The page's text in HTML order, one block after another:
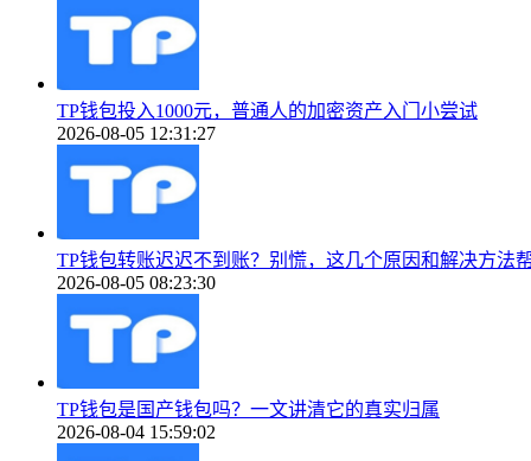
TP钱包投入1000元，普通人的加密资产入门小尝试
2026-08-05 12:31:27
TP钱包转账迟迟不到账？别慌，这几个原因和解决方法
2026-08-05 08:23:30
TP钱包是国产钱包吗？一文讲清它的真实归属
2026-08-04 15:59:02